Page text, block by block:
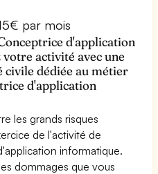
par mois
d'application
activité avec une
civile dédiée au métier
d'application
les grands risques
de l'activité de
informatique.
dommages que vous